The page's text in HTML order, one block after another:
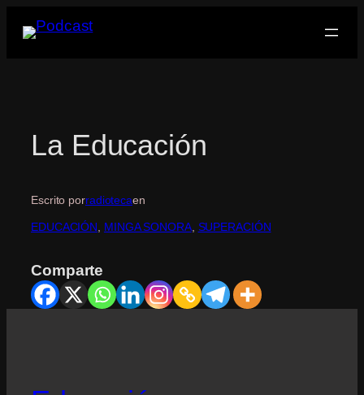
La Educación
Escrito porradiotecaen
EDUCACIÓN MINGA SONORA, SUPERACIÓN
Comparte